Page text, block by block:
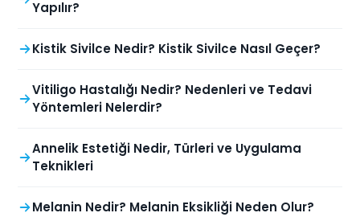
Yapılır?
Kistik Sivilce Nedir? Kistik Sivilce Nasıl Geçer?
Vitiligo Hastalığı Nedir? Nedenleri ve Tedavi
Yöntemleri Nelerdir?
Annelik Estetiği Nedir, Türleri ve Uygulama
Teknikleri
Melanin Nedir? Melanin Eksikliği Neden Olur?